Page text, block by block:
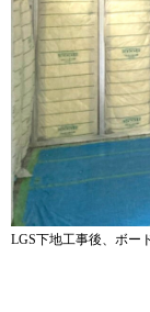
LGS下地工事後、ボー